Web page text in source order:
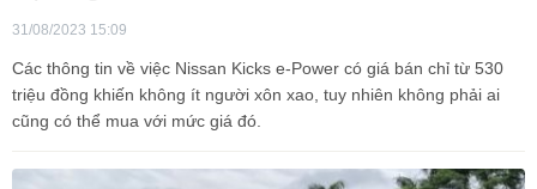
31/08/2023 15:09
Các thông tin về việc Nissan Kicks e-Power có giá bán chỉ từ 530
triệu đồng khiến không ít người xôn xao, tuy nhiên không phải ai
cũng có thể mua với mức giá đó.